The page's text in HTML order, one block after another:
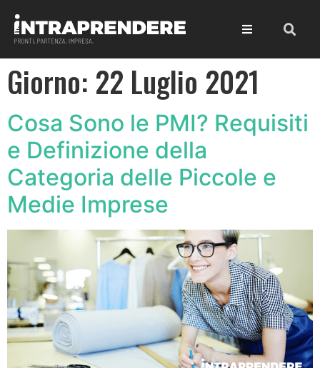
Giorno: 22 Luglio 2021
Cosa Sono le PMI? Requisiti
e Definizione della
Categoria delle Piccole e
Medie Imprese